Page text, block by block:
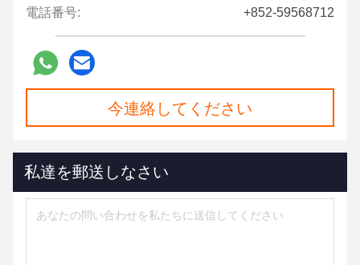
電話番号: +852-59568712
今連絡してください
私達を郵送しなさい